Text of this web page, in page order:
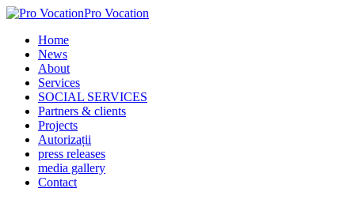
Pro Vocation
Home
News
About
Services
SOCIAL SERVICES
Partners & clients
Projects
Autorizații
press releases
media gallery
Contact